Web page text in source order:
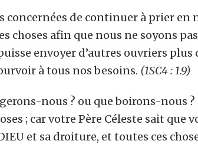
concernées de continuer à prier
choses afin que nous ne soyons
envoyer d’autres ouvriers
à tous nos besoins. (1SC4 : 1.9)
nous ? ou que boirons-nous
; car votre Père Céleste sait que
et sa droiture, et toutes ces